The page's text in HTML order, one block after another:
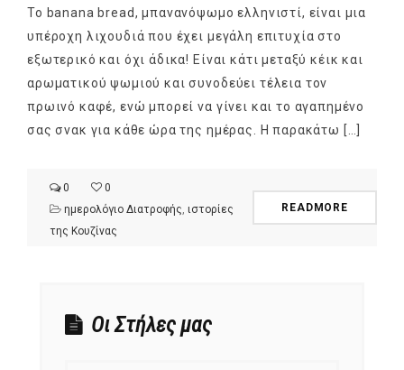
Το banana bread, μπανανόψωμο ελληνιστί, είναι μια
υπέροχη λιχουδιά που έχει μεγάλη επιτυχία στο
εξωτερικό και όχι άδικα! Είναι κάτι μεταξύ κέικ και
αρωματικού ψωμιού και συνοδεύει τέλεια τον
πρωινό καφέ, ενώ μπορεί να γίνει και το αγαπημένο
σας σνακ για κάθε ώρα της ημέρας. Η παρακάτω […]
0
0
ημερολόγιο Διατροφής ιστορίες
της Κουζίνας
READMORE
Οι Στήλες μας